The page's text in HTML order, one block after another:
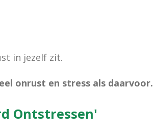
in jezelf zit.
onrust en stress als daarvoor.
Ontstressen'